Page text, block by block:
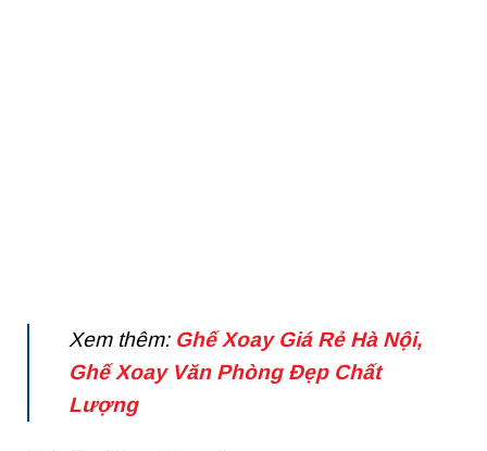
Xem thêm: Ghế Xoay Giá Rẻ Hà Nội,
Ghế Xoay Văn Phòng Đẹp Chất
Lượng